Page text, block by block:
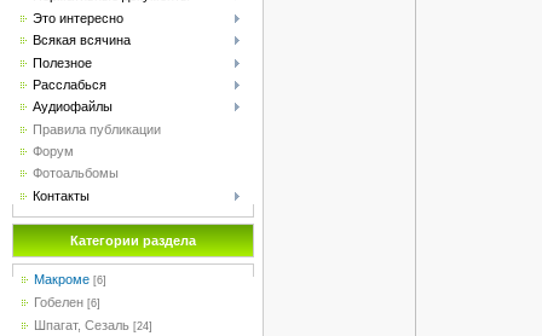
Это интересно
Всякая всячина
Полезное
Расслабься
Аудиофайлы
Правила публикации
Форум
Фотоальбомы
Контакты
Категории раздела
Макроме [6]
Гобелен [6]
Шпагат, Сезаль [24]